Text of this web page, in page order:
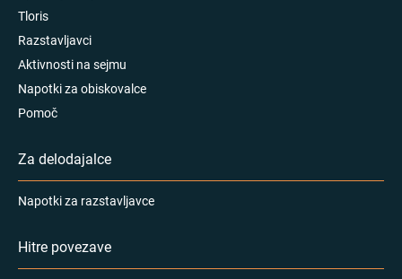
Tloris
Razstavljavci
Aktivnosti na sejmu
Napotki za obiskovalce
Pomoč
Za delodajalce
Napotki za razstavljavce
Hitre povezave